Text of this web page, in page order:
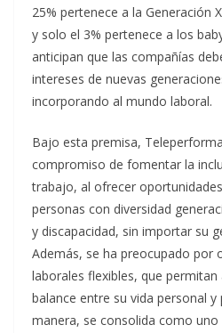
25% pertenece a la Generación
y solo el 3% pertenece a los
anticipan que las compañías
intereses de nuevas
incorporando al mundo laboral.
Bajo esta premisa,
compromiso de fomentar la
trabajo, al ofrecer
personas con diversidad
y discapacidad, sin importar su
Además, se ha preocupado por
laborales flexibles, que
balance entre su vida personal
manera, se consolida como uno